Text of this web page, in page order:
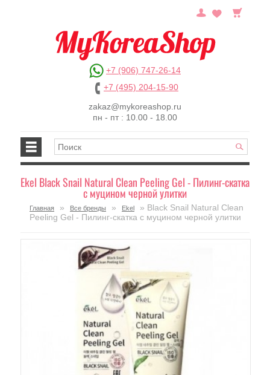
+7 (906) 747-26-14
+7 (495) 204-15-90
zakaz@mykoreashop.ru
пн - пт : 10.00 - 18.00
Ekel Black Snail Natural Clean Peeling Gel - Пилинг-скатка
с муцином черной улитки
Главная » Все бренды » Ekel
» Black Snail Natural Clean
Peeling Gel - Пилинг-скатка с муцином черной улитки